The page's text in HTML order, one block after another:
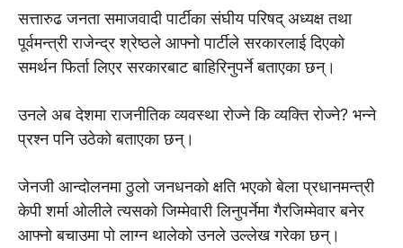
सत्तारुढ जनता समाजवादी पार्टीका संघीय परिषद् अध्यक्ष तथा
पूर्वमन्त्री राजेन्द्र श्रेष्ठले आफ्नाे पार्टीले सरकारलाई दिएको
समर्थन फिर्ता लिएर सरकारबाट बाहिरिनुपर्ने बताएका छन्।
उनले अब देशमा राजनीतिक व्यवस्था रोज्ने कि व्यक्ति रोज्ने? भन्ने
प्रश्न पनि उठेको बताएका छन्।
जेनजी आन्दोलनमा ठुलाे जनधनकाे क्षति भएकाे बेला प्रधानमन्त्री
केपी शर्मा ओलीले त्यसको जिम्मेवारी लिनुपर्नेमा गैरजिम्मेवार बनेर
आफ्नाे बचाउमा पाे लाग्न थालेकाे उनले उल्लेख गरेका छन्।